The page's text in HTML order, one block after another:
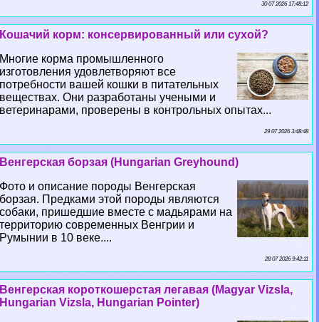
30 07 2026 17:48:12
Кошачий корм: консервированный или сухой?
Многие корма промышленного
изготовления удовлетворяют все
потребности вашей кошки в питательных
веществах. Они разработаны учеными и
ветеринарами, проверены в контрольных опытах...
29 07 2026 3:48:48
Венгерская борзая (Hungarian Greyhound)
Фото и описание породы Венгерская
борзая. Предками этой породы являются
собаки, пришедшие вместе с мадьярами на
территорию современных Венгрии и
Румынии в 10 веке....
28 07 2026 9:42:11
Венгерская короткошерстая легавая (Magyar Vizsla,
Hungarian Vizsla, Hungarian Pointer)